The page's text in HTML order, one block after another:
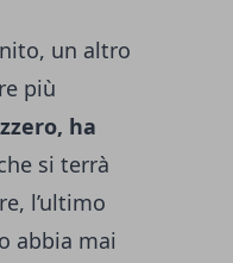
un altro
più
ha
si terrà
l’ultimo
abbia mai